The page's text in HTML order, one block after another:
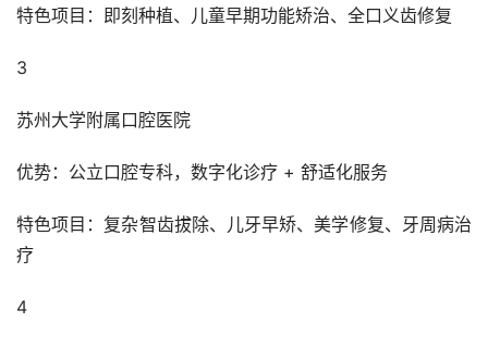
特色项目：即刻种植、儿童早期功能矫治、全口义齿修复
3
苏州大学附属口腔医院
优势：公立口腔专科，数字化诊疗 + 舒适化服务
特色项目：复杂智齿拔除、儿牙早矫、美学修复、牙周病治
疗
4